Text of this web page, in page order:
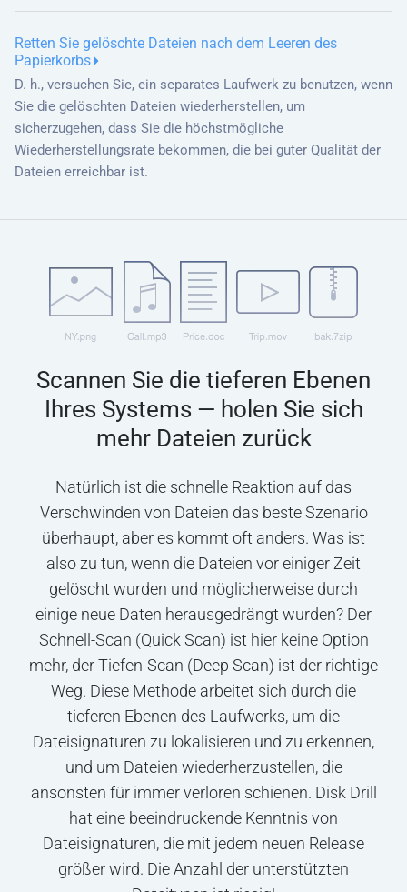
Retten Sie gelöschte Dateien nach dem Leeren des
Papierkorbs
D. h., versuchen Sie, ein separates Laufwerk zu benutzen, wenn
Sie die gelöschten Dateien wiederherstellen, um
sicherzugehen, dass Sie die höchstmögliche
Wiederherstellungsrate bekommen, die bei guter Qualität der
Dateien erreichbar ist.
Scannen Sie die tieferen Ebenen
Ihres Systems — holen Sie sich
mehr Dateien zurück
Natürlich ist die schnelle Reaktion auf das
Verschwinden von Dateien das beste Szenario
überhaupt, aber es kommt oft anders. Was ist
also zu tun, wenn die Dateien vor einiger Zeit
gelöscht wurden und möglicherweise durch
einige neue Daten herausgedrängt wurden? Der
Schnell-Scan (Quick Scan) ist hier keine Option
mehr, der Tiefen-Scan (Deep Scan) ist der richtige
Weg. Diese Methode arbeitet sich durch die
tieferen Ebenen des Laufwerks, um die
Dateisignaturen zu lokalisieren und zu erkennen,
und um Dateien wiederherzustellen, die
ansonsten für immer verloren schienen. Disk Drill
hat eine beeindruckende Kenntnis von
Dateisignaturen, die mit jedem neuen Release
größer wird. Die Anzahl der unterstützten